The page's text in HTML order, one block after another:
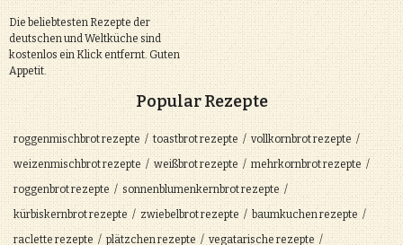
Die beliebtesten Rezepte der
deutschen und Weltküche sind
kostenlos ein Klick entfernt. Guten
Appetit.
Popular Rezepte
roggenmischbrotrezepte toastbrotrezepte vollkornbrotrezepte
weizenmischbrotrezepte weißbrotrezepte mehrkornbrotrezepte
roggenbrotrezepte sonnenblumenkernbrotrezepte
kürbiskernbrotrezepte zwiebelbrotrezepte baumkuchenrezepte
racletterezepte plätzchenrezepte vegatarischerezepte